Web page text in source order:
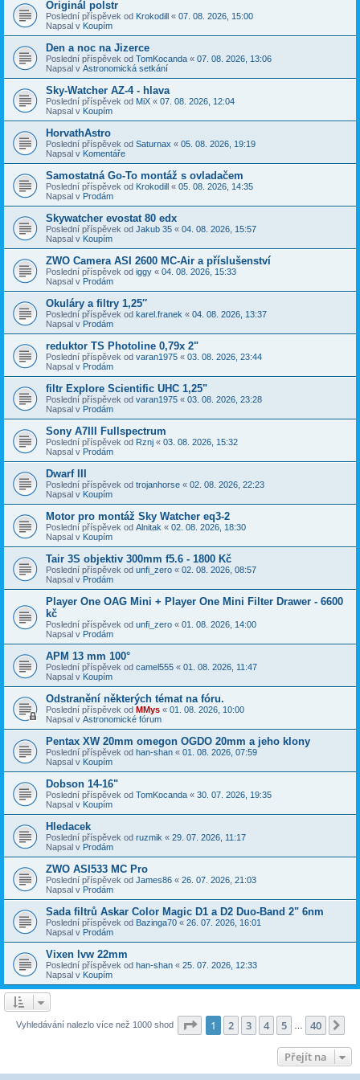
Originál polstr
Poslední příspěvek od Krokodill « 07. 08. 2026, 15:00
Napsal v Koupím
Den a noc na Jizerce
Poslední příspěvek od TomKocanda « 07. 08. 2026, 13:06
Napsal v Astronomická setkání
Sky-Watcher AZ-4 - hlava
Poslední příspěvek od MiX « 07. 08. 2026, 12:04
Napsal v Koupím
HorvathAstro
Poslední příspěvek od Saturnax « 05. 08. 2026, 19:19
Napsal v Komentáře
Samostatná Go-To montáž s ovladačem
Poslední příspěvek od Krokodill « 05. 08. 2026, 14:35
Napsal v Prodám
Skywatcher evostat 80 edx
Poslední příspěvek od Jakub 35 « 04. 08. 2026, 15:57
Napsal v Koupím
ZWO Camera ASI 2600 MC-Air a příslušenství
Poslední příspěvek od iggy « 04. 08. 2026, 15:33
Napsal v Prodám
Okuláry a filtry 1,25″
Poslední příspěvek od karel.franek « 04. 08. 2026, 13:37
Napsal v Prodám
reduktor TS Photoline 0,79x 2"
Poslední příspěvek od varan1975 « 03. 08. 2026, 23:44
Napsal v Prodám
filtr Explore Scientific UHC 1,25"
Poslední příspěvek od varan1975 « 03. 08. 2026, 23:28
Napsal v Prodám
Sony A7III Fullspectrum
Poslední příspěvek od Rznj « 03. 08. 2026, 15:32
Napsal v Prodám
Dwarf III
Poslední příspěvek od trojanhorse « 02. 08. 2026, 22:23
Napsal v Koupím
Motor pro montáž Sky Watcher eq3-2
Poslední příspěvek od Alnitak « 02. 08. 2026, 18:30
Napsal v Koupím
Tair 3S objektiv 300mm f5.6 - 1800 Kč
Poslední příspěvek od unfi_zero « 02. 08. 2026, 08:57
Napsal v Prodám
Player One OAG Mini + Player One Mini Filter Drawer - 6600
kč
Poslední příspěvek od unfi_zero « 01. 08. 2026, 14:00
Napsal v Prodám
APM 13 mm 100°
Poslední příspěvek od camel555 « 01. 08. 2026, 11:47
Napsal v Koupím
Odstranění některých témat na fóru.
Poslední příspěvek od MMys « 01. 08. 2026, 10:00
Napsal v Astronomické fórum
Pentax XW 20mm omegon OGDO 20mm a jeho klony
Poslední příspěvek od han-shan « 01. 08. 2026, 07:59
Napsal v Koupím
Dobson 14-16"
Poslední příspěvek od TomKocanda « 30. 07. 2026, 19:35
Napsal v Koupím
Hledacek
Poslední příspěvek od ruzmik « 29. 07. 2026, 11:17
Napsal v Prodám
ZWO ASI533 MC Pro
Poslední příspěvek od James86 « 26. 07. 2026, 21:03
Napsal v Prodám
Sada filtrů Askar Color Magic D1 a D2 Duo-Band 2" 6nm
Poslední příspěvek od Bazinga70 « 26. 07. 2026, 16:01
Napsal v Prodám
Vixen lvw 22mm
Poslední příspěvek od han-shan « 25. 07. 2026, 12:33
Napsal v Koupím
Vyhledávání nalezlo více než 1000 shod Stránka z 40
1 2 3 4 5 40
Přejít na